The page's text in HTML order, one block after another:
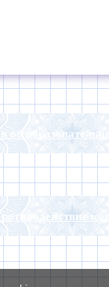
об